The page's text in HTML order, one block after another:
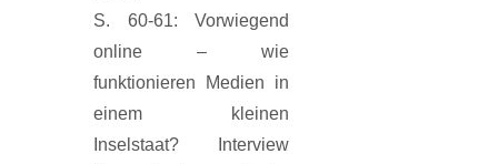
S. 60-61: Vorwiegend
online – wie
funktionieren Medien in
einem kleinen
Inselstaat? Interview